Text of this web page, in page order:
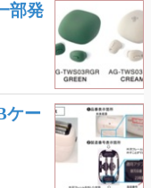
部発
ケー